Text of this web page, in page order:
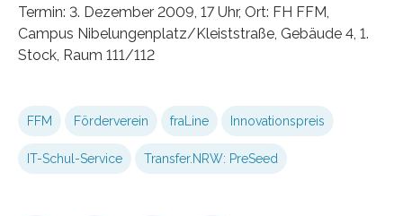
Termin: 3. Dezember 2009, 17 Uhr, Ort: FH FFM,
Campus Nibelungenplatz/Kleiststraße, Gebäude 4, 1.
Stock, Raum 111/112
FFM Förderverein fraLine Innovationspreis
IT-Schul-Service Transfer.NRW: PreSeed